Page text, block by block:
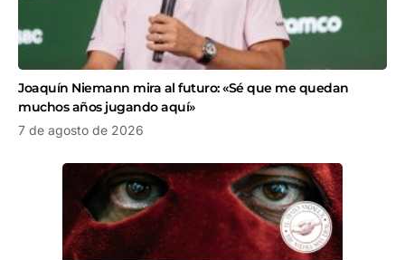
Joaquín Niemann mira al futuro: «Sé que me quedan
muchos años jugando aquí»
7 de agosto de 2026